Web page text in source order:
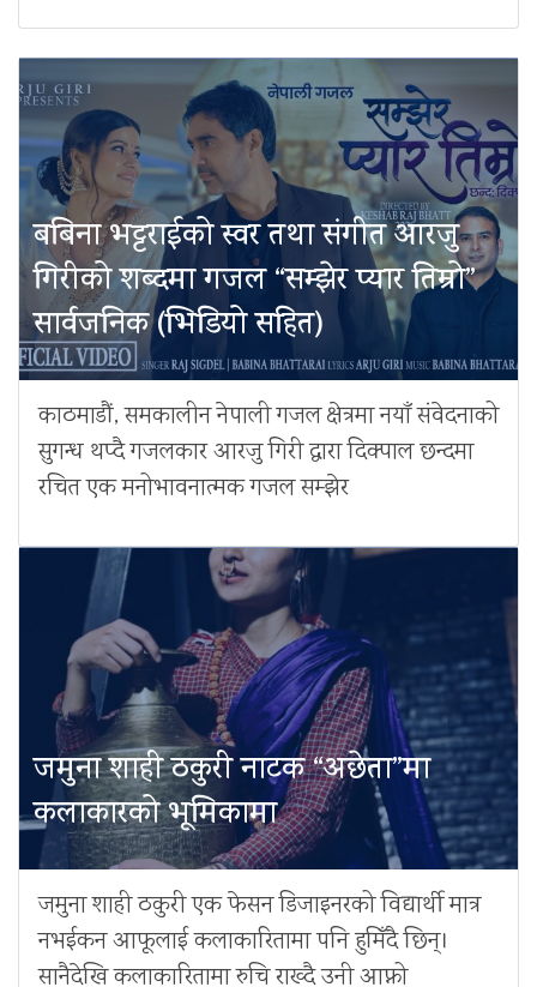
बबिना भट्टराईको स्वर तथा संगीत आरजु
गिरीको शब्दमा गजल “सम्झेर प्यार तिम्रो”
सार्वजनिक (भिडियो सहित)
काठमाडौं, समकालीन नेपाली गजल क्षेत्रमा नयाँ संवेदनाको
सुगन्ध थप्दै गजलकार आरजु गिरी द्वारा दिक्पाल छन्दमा
रचित एक मनोभावनात्मक गजल सम्झेर
जमुना शाही ठकुरी नाटक “अछेता”मा
कलाकारको भूमिकामा
जमुना शाही ठकुरी एक फेसन डिजाइनरको विद्यार्थी मात्र
नभईकन आफूलाई कलाकारितामा पनि हुमिँदै छिन्।
सानैदेखि कलाकारितामा रुचि राख्दै उनी आफ्नो